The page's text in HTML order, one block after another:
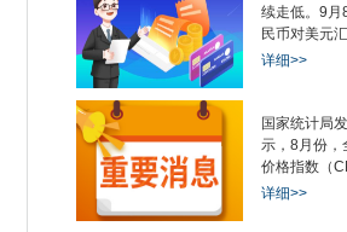
续走低。9月
民币对美元
详细>>
国家统计局
示，8月份，
价格指数（
详细>>